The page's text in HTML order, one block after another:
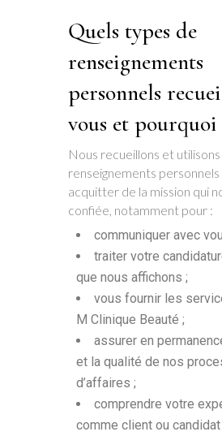
Quels types de
renseignements
personnels
vous et pourquoi
Nous recueillons et
renseignements personnels
acquitter de la mission qui
confiée, notamment pour :
communiquer avec
traiter votre
que nous affichons ;
vous fournir les
M Clinique Beauté ;
assurer en
et la qualité de nos
d’affaires ;
comprendre votre
comme client ou